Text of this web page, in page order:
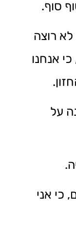
סוף.
לא רוצה
אנחנו
על
כי אני